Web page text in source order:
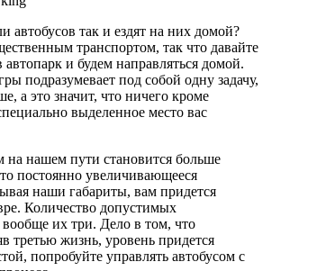
автобусов так и ездят на них домой?
транспортом, так что давайте
и будем направляться домой.
подразумевает под собой одну задачу,
а это значит, что ничего кроме
выделенное место вас
нашем пути становится больше
постоянно увеличивающееся
наши габариты, вам придется
Количество допустимых
вообще их три. Дело в том, что
третью жизнь, уровень придется
попробуйте управлять автобусом с